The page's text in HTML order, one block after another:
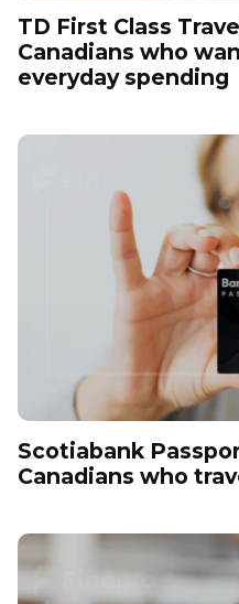
TD First Class
Canadians who
everyday spending
Scotiabank
Canadians who